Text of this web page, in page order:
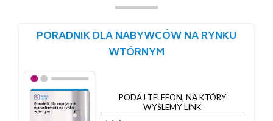
PORADNIK DLA NABYWCÓW NA RYNKU
WTÓRNYM
PODAJ TELEFON, NA KTÓRY
WYŚLEMY LINK